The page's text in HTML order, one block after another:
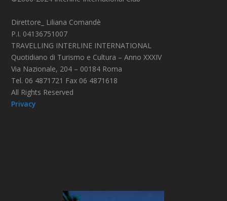
Direttore_ Liliana Comandè
P.I. 04136751007
TRAVELLING INTERLINE INTERNATIONAL
Quotidiano di Turismo e Cultura – Anno XXXIV
Via Nazionale, 204 – 00184 Roma
Tel. 06 4871721 Fax 06 4871618
All Rights Reserved
Privacy